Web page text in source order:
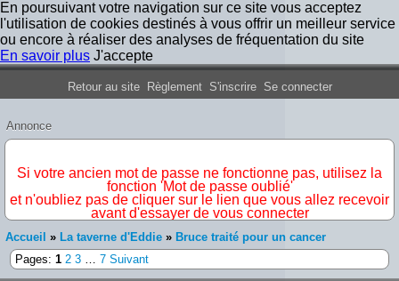
En poursuivant votre navigation sur ce site vous acceptez
l'utilisation de cookies destinés à vous offrir un meilleur service
ou encore à réaliser des analyses de fréquentation du site
En savoir plus J'accepte
Forum Iron Maiden France
Retour au site Règlement S'inscrire Se connecter
Annonce
Si votre ancien mot de passe ne fonctionne pas, utilisez la
fonction 'Mot de passe oublié'
et n'oubliez pas de cliquer sur le lien que vous allez recevoir
avant d'essayer de vous connecter
Accueil » La taverne d'Eddie » Bruce traité pour un cancer
Pages: 1 2 3 … 7 Suivant